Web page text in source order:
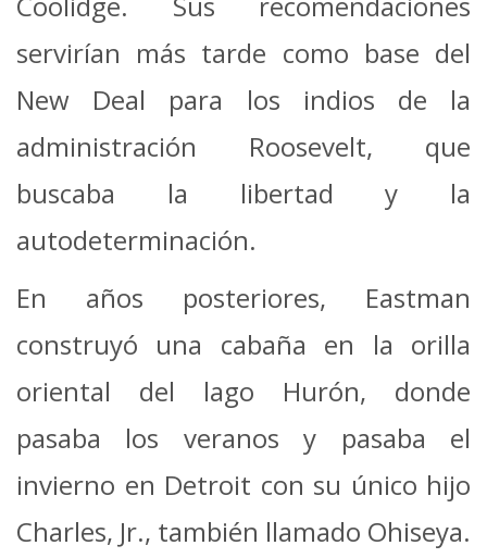
servirían más tarde como base del
New Deal para los indios de la
administración Roosevelt, que
buscaba la libertad y la
autodeterminación.
En años posteriores, Eastman
construyó una cabaña en la orilla
oriental del lago Hurón, donde
pasaba los veranos y pasaba el
invierno en Detroit con su único hijo
Charles, Jr., también llamado Ohiseya.